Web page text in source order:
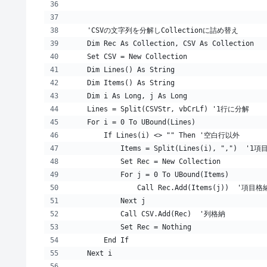
    'CSVの文字列を分解しCollectionに詰め替え
    Dim Rec As Collection, CSV As Collection
    Set CSV = New Collection
    Dim Lines() As String
    Dim Items() As String
    Dim i As Long, j As Long
    Lines = Split(CSVStr, vbCrLf) '1行に分解
    For i = 0 To UBound(Lines)
        If Lines(i) <> "" Then '空白行以外
Items = Split(Lines(i), ",")  '1項目
            Set Rec = New Collection
            For j = 0 To UBound(Items)
Call Rec.Add(Items(j))  '項目格
            Next j
            Call CSV.Add(Rec)  '列格納
            Set Rec = Nothing
        End If
    Next i